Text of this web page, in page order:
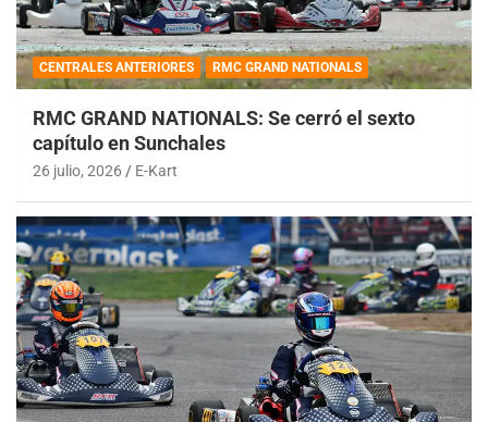
CENTRALES ANTERIORES RMC GRAND NATIONALS
RMC GRAND NATIONALS: Se cerró el sexto
capítulo en Sunchales
26 julio, 2026 E-Kart